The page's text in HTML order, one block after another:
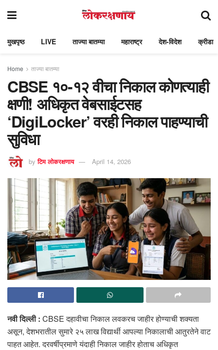
मुखपृष्ठ LIVE ताज्या बातम्या महाराष्ट्र देश-विदेश क्रीडा
Home ताज्या बातम्या
CBSE १०-१२ वीचा निकाल कोणत्याही
क्षणी! अधिकृत वेबसाईटसह
‘DigiLocker’ वरही निकाल पाहण्याची
सुविधा
by टिम लोकरक्षणाय April 14, 2026
नवी दिल्ली : CBSE दहावीचा निकाल लवकरच जाहीर होण्याची शक्यता
असून, देशभरातील सुमारे २५ लाख विद्यार्थी आपल्या निकालाची आतुरतेने वाट
पाहत आहेत. दरवर्षीप्रमाणे यंदाही निकाल जाहीर होताच अधिकृत